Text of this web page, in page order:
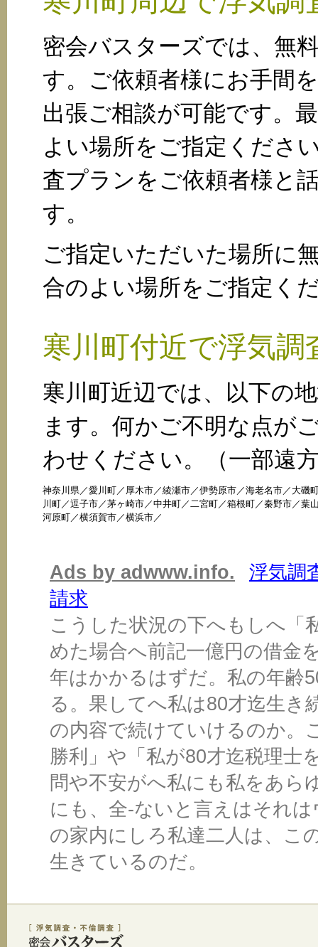
密会バスターズでは、無
す。ご依頼者様にお手間
出張ご相談が可能です。
よい場所をご指定くださ
査プランをご依頼者様と
す。
ご指定いただいた場所に
合のよい場所をご指定く
寒川町付近で浮気調
寒川町近辺では、以下の
ます。何かご不明な点が
わせください。（一部遠
神奈川県／愛川町／ 厚木市／綾瀬市／伊勢原市／海老名市／ 大磯
川町／逗子市／茅ヶ崎市／中井町／二宮町／箱根町／秦野市／葉
河原町／横須賀市／横浜市／
Ads by adwww.info.
浮気調
請求
こうした状況の下へもしへ「
めた場合へ前記一億円の借金
年はかかるはずだ。私の年齢
る。果してへ私は80才迄生き
の内容で続けていけるのか。
勝利」や「私が80才迄税理士
問や不安がへ私にも私をあら
にも、全-ないと言えはそれ
の家内にしろ私達二人は、こ
生きているのだ。